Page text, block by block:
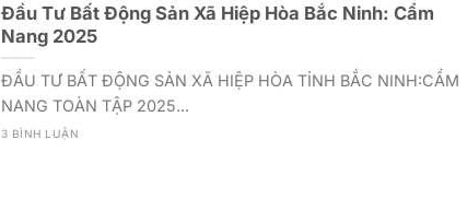
Đầu Tư Bất Động Sản Xã Hiệp Hòa Bắc Ninh: Cẩm
Nang 2025
ĐẦU TƯ BẤT ĐỘNG SẢN XÃ HIỆP HÒA TỈNH BẮC NINH:CẨM
NANG TOÀN TẬP 2025...
3 BÌNH LUẬN